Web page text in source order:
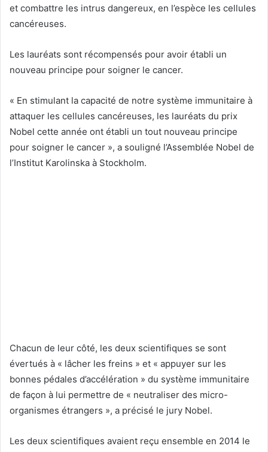
et combattre les intrus dangereux, en l’espèce les cellules
cancéreuses.
Les lauréats sont récompensés pour avoir établi un
nouveau principe pour soigner le cancer.
« En stimulant la capacité de notre système immunitaire à
attaquer les cellules cancéreuses, les lauréats du prix
Nobel cette année ont établi un tout nouveau principe
pour soigner le cancer », a souligné l’Assemblée Nobel de
l’Institut Karolinska à Stockholm.
Chacun de leur côté, les deux scientifiques se sont
évertués à « lâcher les freins » et « appuyer sur les
bonnes pédales d’accélération » du système immunitaire
de façon à lui permettre de « neutraliser des micro-
organismes étrangers », a précisé le jury Nobel.
Les deux scientifiques avaient reçu ensemble en 2014 le